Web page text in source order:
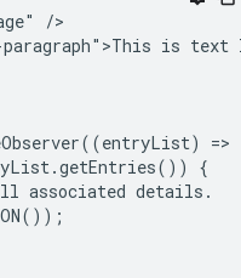
/>
paragraph">This is
=>
{
associated details.